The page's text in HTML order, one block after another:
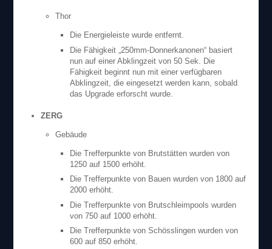
Thor
Die Energieleiste wurde entfernt.
Die Fähigkeit „250mm-Donnerkanonen“ basiert
nun auf einer Abklingzeit von 50 Sek. Die
Fähigkeit beginnt nun mit einer verfügbaren
Abklingzeit, die eingesetzt werden kann, sobald
das Upgrade erforscht wurde.
ZERG
Gebäude
Die Trefferpunkte von Brutstätten wurden von
1250 auf 1500 erhöht.
Die Trefferpunkte von Bauen wurden von 1800 auf
2000 erhöht.
Die Trefferpunkte von Brutschleimpools wurden
von 750 auf 1000 erhöht.
Die Trefferpunkte von Schösslingen wurden von
600 auf 850 erhöht.